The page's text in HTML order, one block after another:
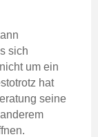
sich
um ein
hat
seine